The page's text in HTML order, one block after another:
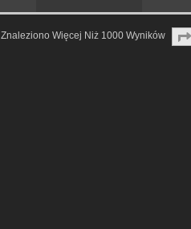
Znaleziono Więcej Niż 1000 Wyników